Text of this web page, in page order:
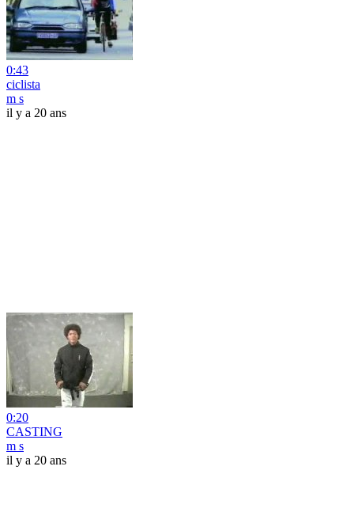
0:43
ciclista
m s
il y a 20 ans
0:20
CASTING
m s
il y a 20 ans